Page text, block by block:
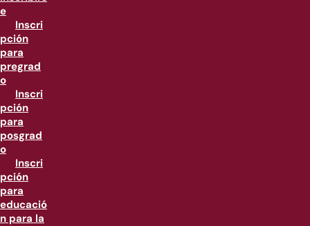
e
Inscri
pción
para
pregrad
o
Inscri
pción
para
posgrad
o
Inscri
pción
para
educació
n para la